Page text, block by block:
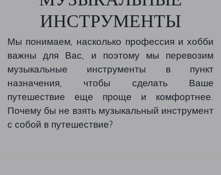
ИНСТРУМЕНТЫ
Мы понимаем, насколько профессия и хобби
важны для Вас, и поэтому мы перевозим
музыкальные инструменты в пункт
назначения, чтобы сделать Ваше
путешествие еще проще и комфортнее.
Почему бы не взять музыкальный инструмент
с собой в путешествие?